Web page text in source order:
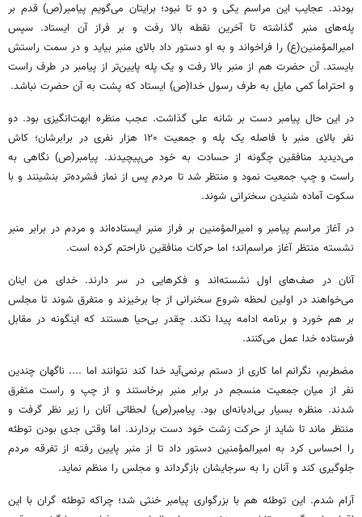
بودند. عجایب این مراسم یکی و دو تا نبود؛ برایتان می‌گویم پیامبر(ص) قدم بر
پله‌های منبر گذاشته تا آخرین نقطه بالا رفت و بر فراز آن ایستاد. سپس
امیرالمؤمنین(ع) را فراخواند و به او دستور داد بالای منبر بیاید و در سمت راستش
بایستد. آن حضرت هم از منبر بالا رفت و یک پله پایین‌تر از پیامبر در طرف راست
و احتراماً کمی مایل به طرف رسول خدا(ص) ایستاد که پشت به آن حضرت نباشد.
در این حال پیامبر دست بر شانه علی گذاشت. عجب منظره ابهت‌انگیزی بود. دو
نفر بالای منبر با فاصله یک پله و جمعیت ۱۲۰ هزار نفری در برابرشان؛ کاش
می‌دیدید منافقین چگونه از حسادت به خود می‌پیچیدند. پیامبر(ص) نگاهی به
راست و چپ جمعیت نمود و منتظر شد تا مردم پس از نماز فشرده‌تر بنشینند و با
سکوت آماده شنیدن سخنرانی شوند.
در آغاز مراسم پیامبر و امیرالمؤمنین بر فراز منبر ایستاده‌اند و مردم در برابر منبر
نشسته منتظر آغاز مراسم‌اند؛ اما حرکات منافقین ناراحتم کرده است.
آنان در صف‌های اول نشسته‌اند و فکرهایی در سر دارند. خدای من اینان
می‌خواهند در اولین لحظه شروع سخنرانی از جا برخیزند و متفرق شوند تا مجلس
بر هم خورد و برنامه ادامه پیدا نکند. چقدر بی‌حیا هستند که اینگونه در مقابل
فرستاده خدا عمل می‌کنند.
مضطربم، نگرانم اما کاری از دستم برنمی‌آید خدا کند نتوانند اما .... ناگهان چندین
نفر از میان جمعیت منسجم در برابر منبر برخاستند و از چپ و راست متفرق
شدند. منظره بسیار بی‌ادبانه‌ای بود. پیامبر(ص) لحظاتی آنان را زیر نظر گرفت و
منتظر ماند تا شاید از حرکت زشت خود دست بردارند. اما وقتی جدی بودن توطئه
را احساس کرد به امیرالمؤمنین دستور داد تا از منبر پایین رفته از تفرقه مردم
جلوگیری کند و آنان را به سرجایشان بازگرداند و مجلس را منظم نماید.
آرام شدم. این توطئه هم با بزرگواری پیامبر خنثی شد؛ چراکه توطئه گران با این